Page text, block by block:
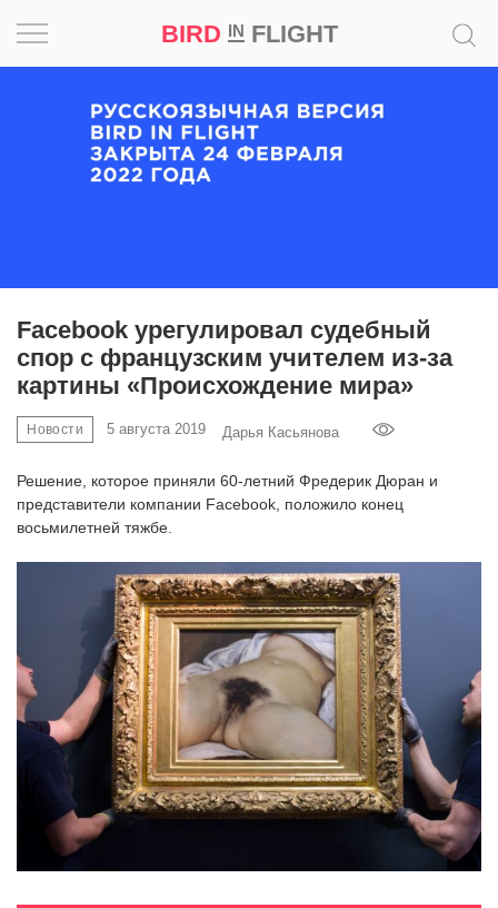
BIRD INFLIGHT
Facebook урегулировал судебный
спор с французским учителем из-за
картины «Происхождение мира»
Новости 5 августа 2019 Дарья Касьянова
Решение, которое приняли 60-летний Фредерик Дюран и
представители компании Facebook, положило конец
восьмилетней тяжбе.